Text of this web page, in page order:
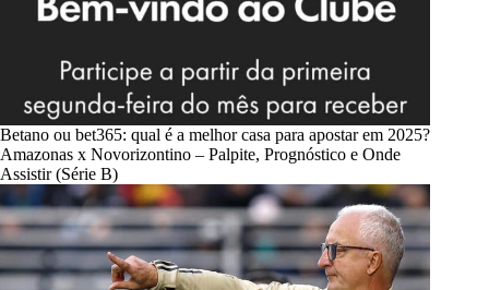
Betano ou bet365: qual é a melhor casa para apostar em 2025?
Amazonas x Novorizontino – Palpite, Prognóstico e Onde
Assistir (Série B)